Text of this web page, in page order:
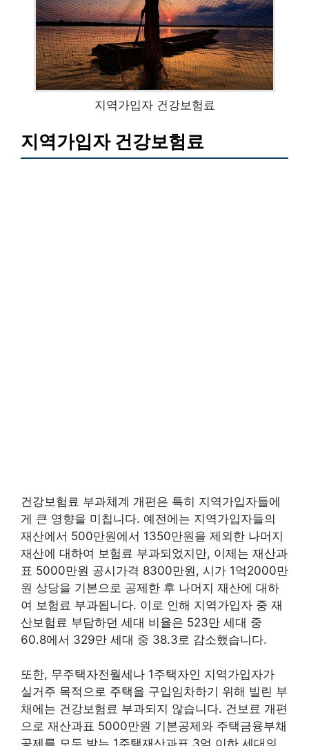
지역가입자 건강보험료
지역가입자 건강보험료
건강보험료 부과체계 개편은 특히 지역가입자들에
게 큰 영향을 미칩니다. 예전에는 지역가입자들의
재산에서 500만원에서 1350만원을 제외한 나머지
재산에 대하여 보험료 부과되었지만, 이제는 재산과
표 5000만원 공시가격 8300만원, 시가 1억2000만
원 상당을 기본으로 공제한 후 나머지 재산에 대하
여 보험료 부과됩니다. 이로 인해 지역가입자 중 재
산보험료 부담하던 세대 비율은 523만 세대 중
60.8에서 329만 세대 중 38.3로 감소했습니다.
또한, 무주택자전월세나 1주택자인 지역가입자가
실거주 목적으로 주택을 구입임차하기 위해 빌린 부
채에는 건강보험료 부과되지 않습니다. 건보료 개편
으로 재산과표 5000만원 기본공제와 주택금융부채